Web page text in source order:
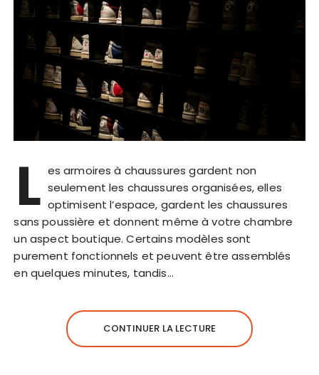
L es armoires à chaussures gardent non
seulement les chaussures organisées, elles
optimisent l’espace, gardent les chaussures
sans poussière et donnent même à votre chambre
un aspect boutique. Certains modèles sont
purement fonctionnels et peuvent être assemblés
en quelques minutes, tandis…
CONTINUER LA LECTURE